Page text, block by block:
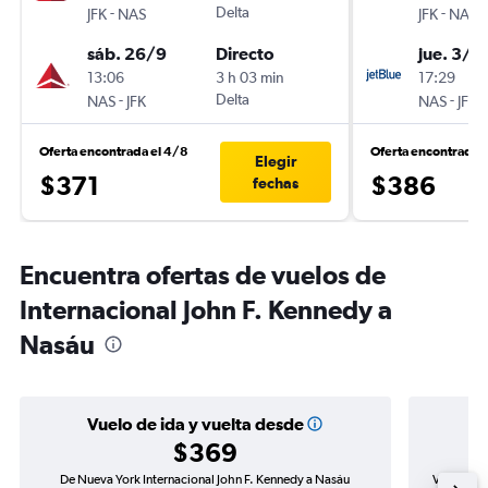
JFK- NAS
Delta
sáb. 26/9
13:06
NAS- JFK
Directo
3 h 03 min
Delta
Oferta encontrada el 4/8
$371
Elegir
fechas
JFK- NAS
jue. 3/9
17:29
NAS- JFK
Oferta encontrada
$386
Encuentra ofertas de vuelos de
Internacional John F. Kennedy a
Nasáu
Vuelo de ida y vuelta desde
$369
De Nueva York Internacional John F. Kennedy a Nasáu
Vuelo de